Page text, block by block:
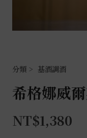
基酒調酒
希格娜威
NT$1,380